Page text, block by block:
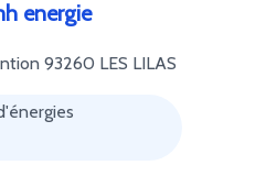
energie
93260 LES LILAS